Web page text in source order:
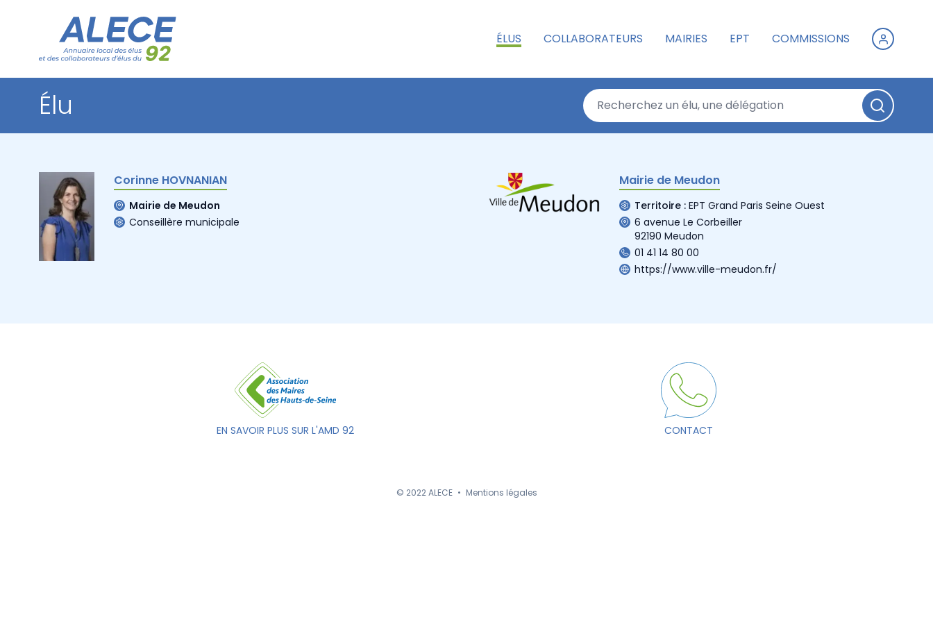
ÉLUS COLLABORATEURS MAIRIES EPT COMMISSIONS
Élu
Corinne HOVNANIAN
Mairie de Meudon
Conseillère municipale
Mairie de Meudon
Territoire : EPT Grand Paris Seine Ouest
6 avenue Le Corbeiller
92190 Meudon
01 41 14 80 00
https://www.ville-meudon.fr/
EN SAVOIR PLUS SUR L'AMD 92 CONTACT
© 2022 ALECE • Mentions légales